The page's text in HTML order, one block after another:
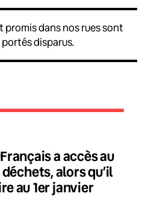
promis dans nos rues sont
disparus.
a accès au
alors qu’il
au 1er janvier